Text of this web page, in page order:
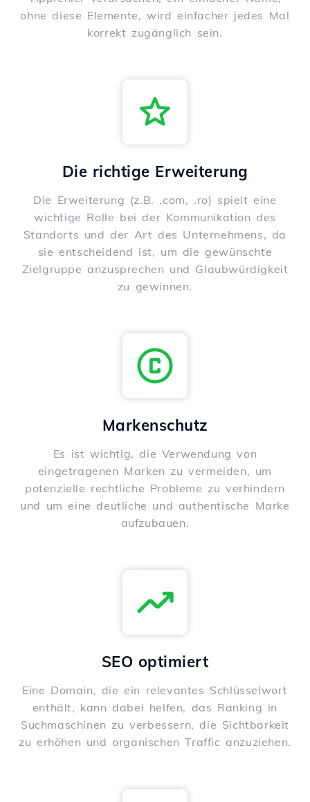
ohne diese Elemente, wird einfacher jedes Mal
korrekt zugänglich sein.
Die richtige Erweiterung
Die Erweiterung (z.B. .com, .ro) spielt eine
wichtige Rolle bei der Kommunikation des
Standorts und der Art des Unternehmens, da
sie entscheidend ist, um die gewünschte
Zielgruppe anzusprechen und Glaubwürdigkeit
zu gewinnen.
Markenschutz
Es ist wichtig, die Verwendung von
eingetragenen Marken zu vermeiden, um
potenzielle rechtliche Probleme zu verhindern
und um eine deutliche und authentische Marke
aufzubauen.
SEO optimiert
Eine Domain, die ein relevantes Schlüsselwort
enthält, kann dabei helfen, das Ranking in
Suchmaschinen zu verbessern, die Sichtbarkeit
zu erhöhen und organischen Traffic anzuziehen.